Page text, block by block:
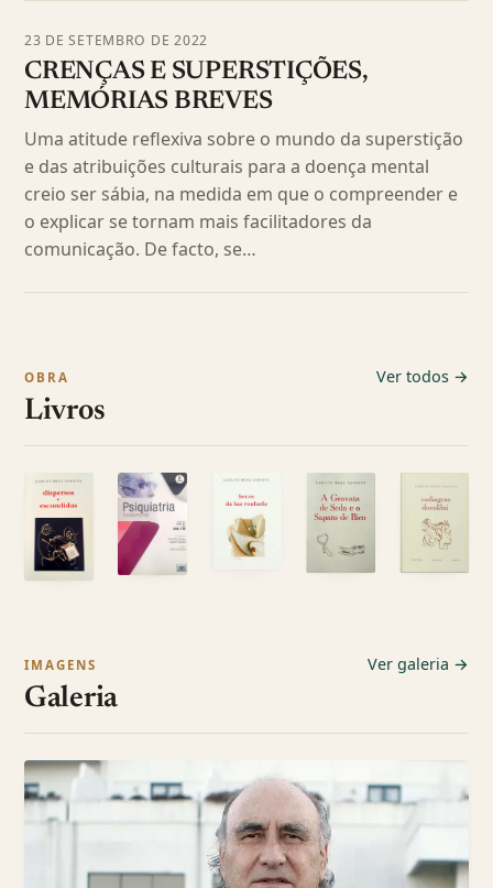
23 DE SETEMBRO DE 2022
CRENÇAS E SUPERSTIÇÕES,
MEMÓRIAS BREVES
Uma atitude reflexiva sobre o mundo da superstição
e das atribuições culturais para a doença mental
creio ser sábia, na medida em que o compreender e
o explicar se tornam mais facilitadores da
comunicação. De facto, se…
OBRA
Livros
Ver todos →
IMAGENS
Galeria
Ver galeria →